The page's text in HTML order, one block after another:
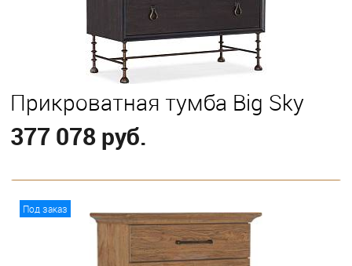
Прикроватная тумба Big Sky
377 078 руб.
В корзину
Под заказ